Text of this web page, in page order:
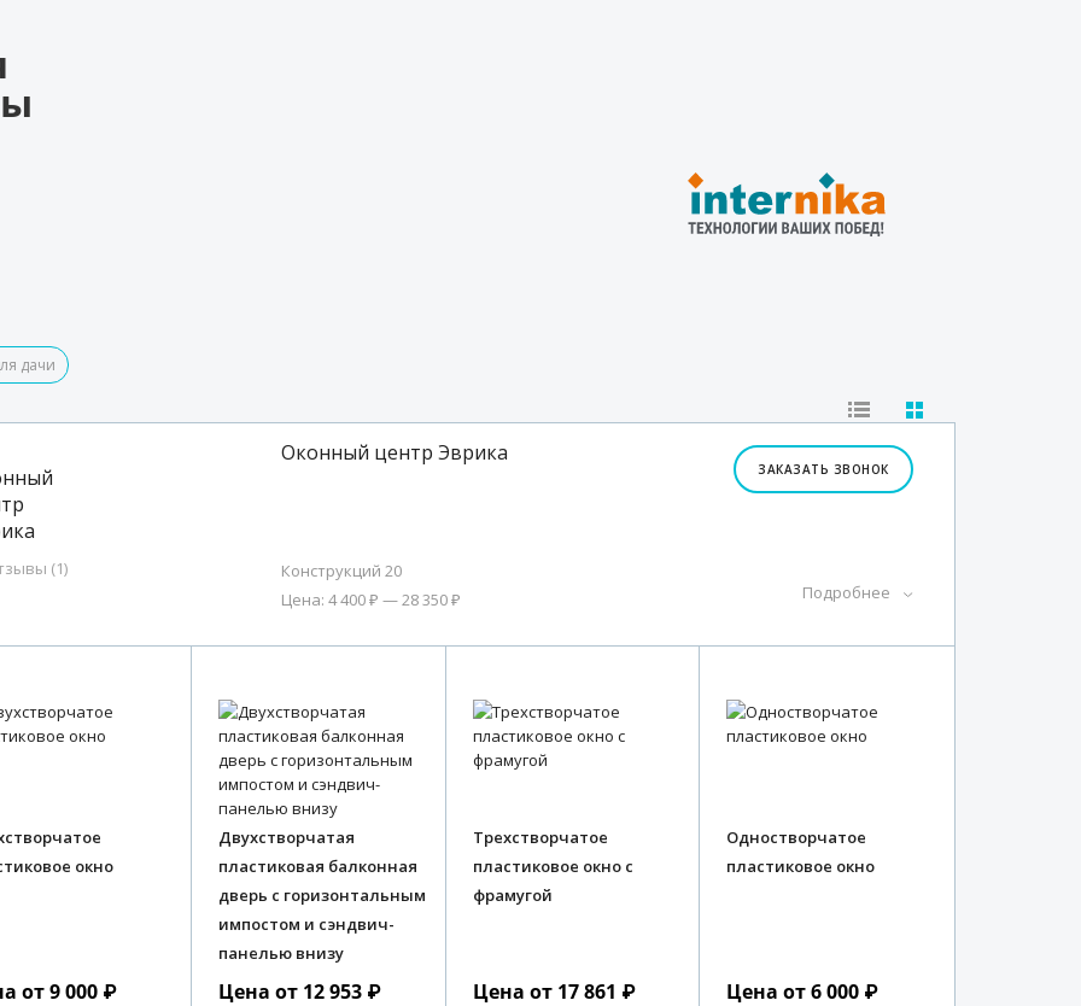
дачи
Оконный центр Эврика
ЗАКАЗАТЬ ЗВОНОК
(1)
Конструкций 20
Цена: 4 400 ₽ — 28 350 ₽
Подробнее
окно
от 9 000 ₽
Двухстворчатая
пластиковая балконная
дверь с горизонтальным
импостом и сэндвич-
панелью внизу
Цена от 12 953 ₽
Трехстворчатое
пластиковое окно с
фрамугой
Цена от 17 861 ₽
Одностворчатое
пластиковое окно
Цена от 6 000 ₽